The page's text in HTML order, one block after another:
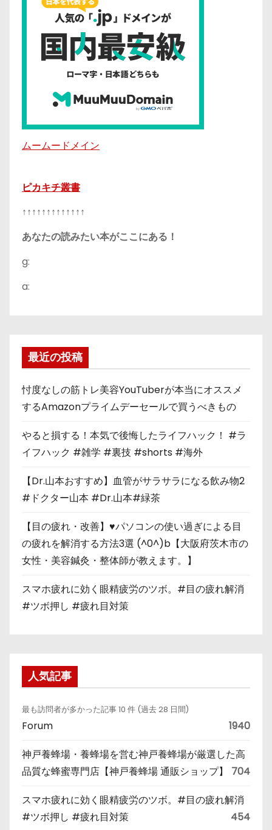
ムームードメイン
ピカキチ叢書
↑↑↑↑↑↑↑↑↑↑↑↑↑
あなたの読みたい本がここにある！
g:
a:
最近の投稿
忖度なしの筋トレ美容YouTuberが本当にオススメ
するAmazonプライムデーセールで買うべきもの
やると損する！本気で後悔したライフハック！ #ラ
イフハック #雑学 #裏技 #shorts #海外
【Dr.山本おすすめ】血管がサラサラになる飲み物2
#ドクター山本 #Dr.山本#緑茶
【目の疲れ・改善】♥パソコンの使い過ぎによる目
の疲れを解消する方法3選 (^0^)b【大阪府茨木市の
女性・美容鍼灸・整体師が教えます。】
スマホ疲れに効く眼精疲労のツボ。#目の疲れ解消
#ツボ押し #疲れ目対策
人気記事
最も訪問者が多かった記事 10 件 (過去 28 日間)
Forum 1940
神戸養蜂場・養蜂場を営む神戸養蜂場が厳選した高
品質な蜂蜜専門店【神戸養蜂場 通販ショップ】
704
スマホ疲れに効く眼精疲労のツボ。#目の疲れ解消
#ツボ押し #疲れ目対策
454